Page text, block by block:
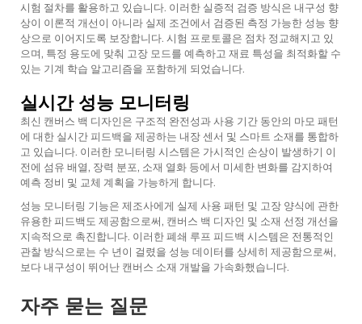
시험 절차를 활용하고 있습니다. 이러한 실증적 검증 방식은 내구성 향
상이 이론적 개선이 아니라 실제 조건에서 검증된 측정 가능한 성능 향
상으로 이어지도록 보장합니다. 시험 프로토콜은 점차 정교해지고 있
으며, 특정 용도에 맞춰 고장 모드를 예측하고 재료 특성을 최적화할 수
있는 기계 학습 알고리즘을 포함하게 되었습니다.
실시간 성능 모니터링
최신 캔버스 백 디자인은 구조적 완전성과 사용 기간 동안의 마모 패턴
에 대한 실시간 피드백을 제공하는 내장 센서 및 스마트 소재를 통합하
고 있습니다. 이러한 모니터링 시스템은 가시적인 손상이 발생하기 이
전에 섬유 배열, 장력 분포, 소재 열화 등에서 미세한 변화를 감지하여
예측 정비 및 교체 계획을 가능하게 합니다.
성능 모니터링 기능은 제조사에게 실제 사용 패턴 및 고장 양식에 관한
유용한 피드백도 제공함으로써, 캔버스 백 디자인 및 소재 선정 개선을
지속적으로 촉진합니다. 이러한 폐쇄 루프 피드백 시스템은 전통적인
관찰 방식으로는 수 년이 걸렸을 성능 데이터를 상세히 제공함으로써,
보다 내구성이 뛰어난 캔버스 소재 개발을 가속화했습니다.
자주 묻는 질문